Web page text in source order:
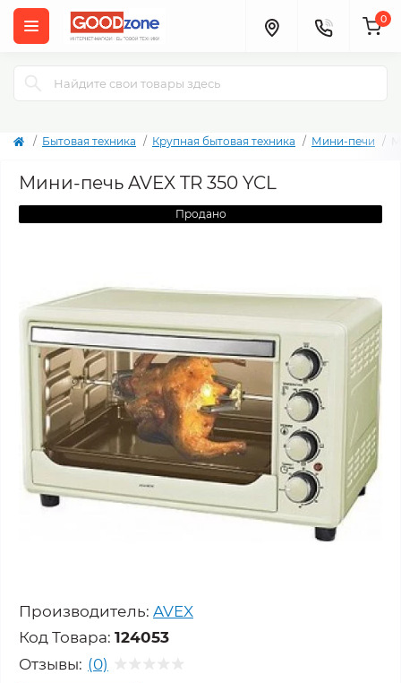
0
Бытовая техника Крупная бытовая техника Мини-печи
Мини-печь AVEX TR 350 YCL
Продано
Производитель: AVEX
Код Товара: 124053
Отзывы: (0)